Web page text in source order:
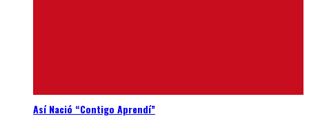
Así Nació “Contigo Aprendí”